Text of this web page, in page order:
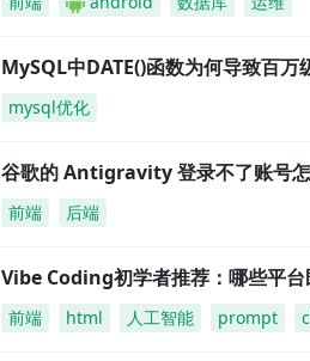
MySQL中DATE()函数为何导致百万
mysql优化
谷歌的 Antigravity 登录不了账号
前端 后端
Vibe Coding初学者推荐：哪些平台
前端 html 人工智能 prompt